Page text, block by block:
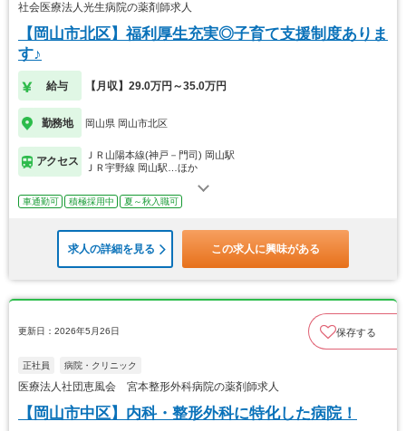
社会医療法人光生病院の薬剤師求人
【岡山市北区】福利厚生充実◎子育て支援制度ありま
す♪
給与 【月収】29.0万円～35.0万円
勤務地 岡山県 岡山市北区
アクセス
ＪＲ山陽本線(神戸－門司) 岡山駅
ＪＲ宇野線 岡山駅…ほか
車通勤可 積極採用中 夏～秋入職可
求人の詳細を見る この求人に興味がある
更新日：2026年5月26日 保存する
正社員 病院・クリニック
医療法人社団恵風会 宮本整形外科病院の薬剤師求人
【岡山市中区】内科・整形外科に特化した病院！